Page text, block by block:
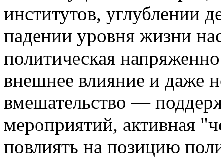
институтов, углублении
падении уровня жизни
политическая
внешнее влияние и даже
вмешательство —
мероприятий, активная
повлиять на позицию